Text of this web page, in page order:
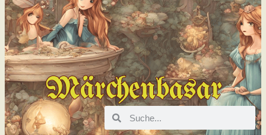
Märchenbasar